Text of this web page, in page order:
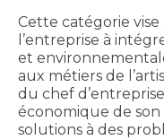
Cette catégorie
l’entreprise à
et
aux métiers de
du chef
économique de
solutions à des